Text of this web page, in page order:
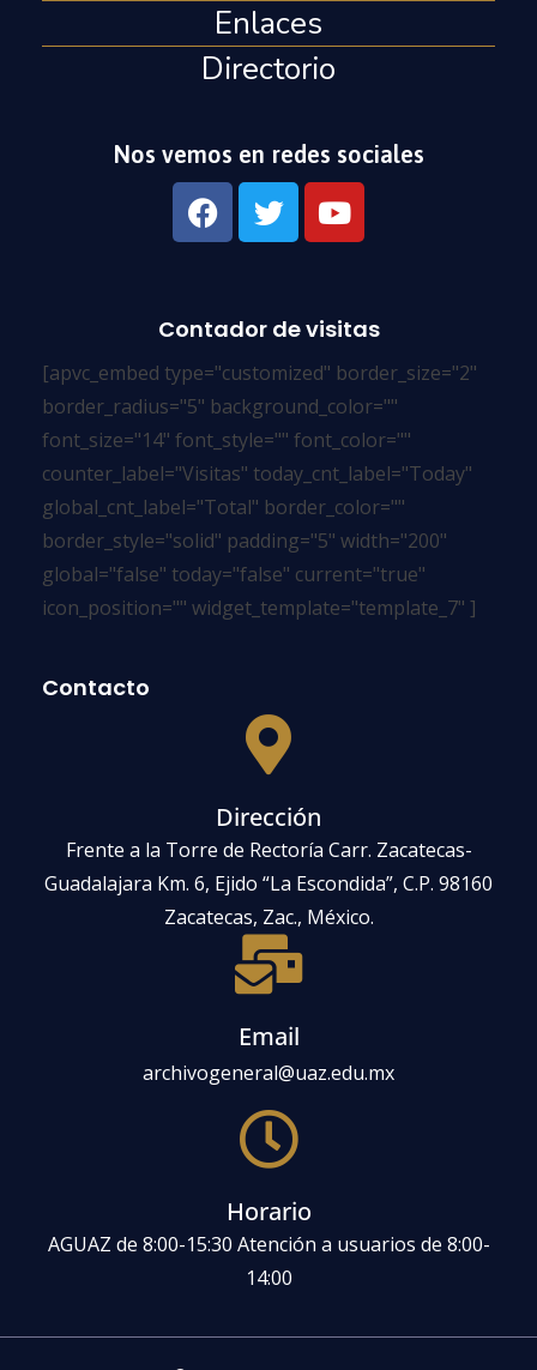
Enlaces
Directorio
Nos vemos en redes sociales
Contador de visitas
[apvc_embed type="customized" border_size="2"
border_radius="5" background_color=""
font_size="14" font_style="" font_color=""
counter_label="Visitas" today_cnt_label="Today"
global_cnt_label="Total" border_color=""
border_style="solid" padding="5" width="200"
global="false" today="false" current="true"
icon_position="" widget_template="template_7" ]
Contacto
Dirección
Frente a la Torre de Rectoría Carr. Zacatecas-
Guadalajara Km. 6, Ejido “La Escondida”, C.P. 98160
Zacatecas, Zac., México.
Email
archivogeneral@uaz.edu.mx
Horario
AGUAZ de 8:00-15:30 Atención a usuarios de 8:00-
14:00